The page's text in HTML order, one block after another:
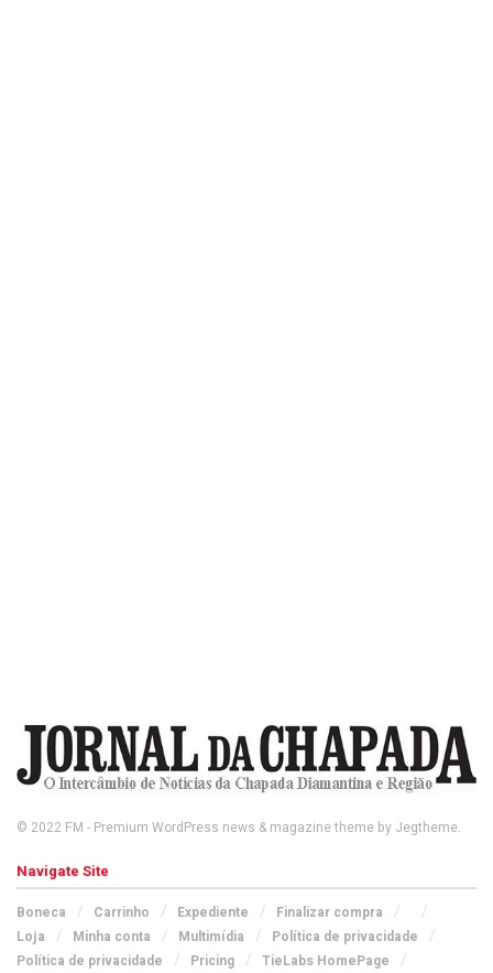
© 2022 FM - Premium WordPress news & magazine theme by Jegtheme.
Navigate Site
Boneca Carrinho Expediente
Finalizar compra
Loja
Minha conta Multimídia
Política de privacidade
Política de privacidade
Pricing TieLabs HomePage